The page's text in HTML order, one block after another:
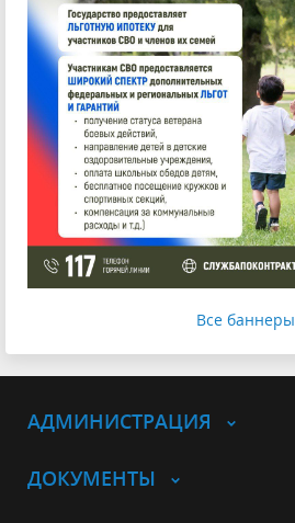
Все баннеры
АДМИНИСТРАЦИЯ
ДОКУМЕНТЫ